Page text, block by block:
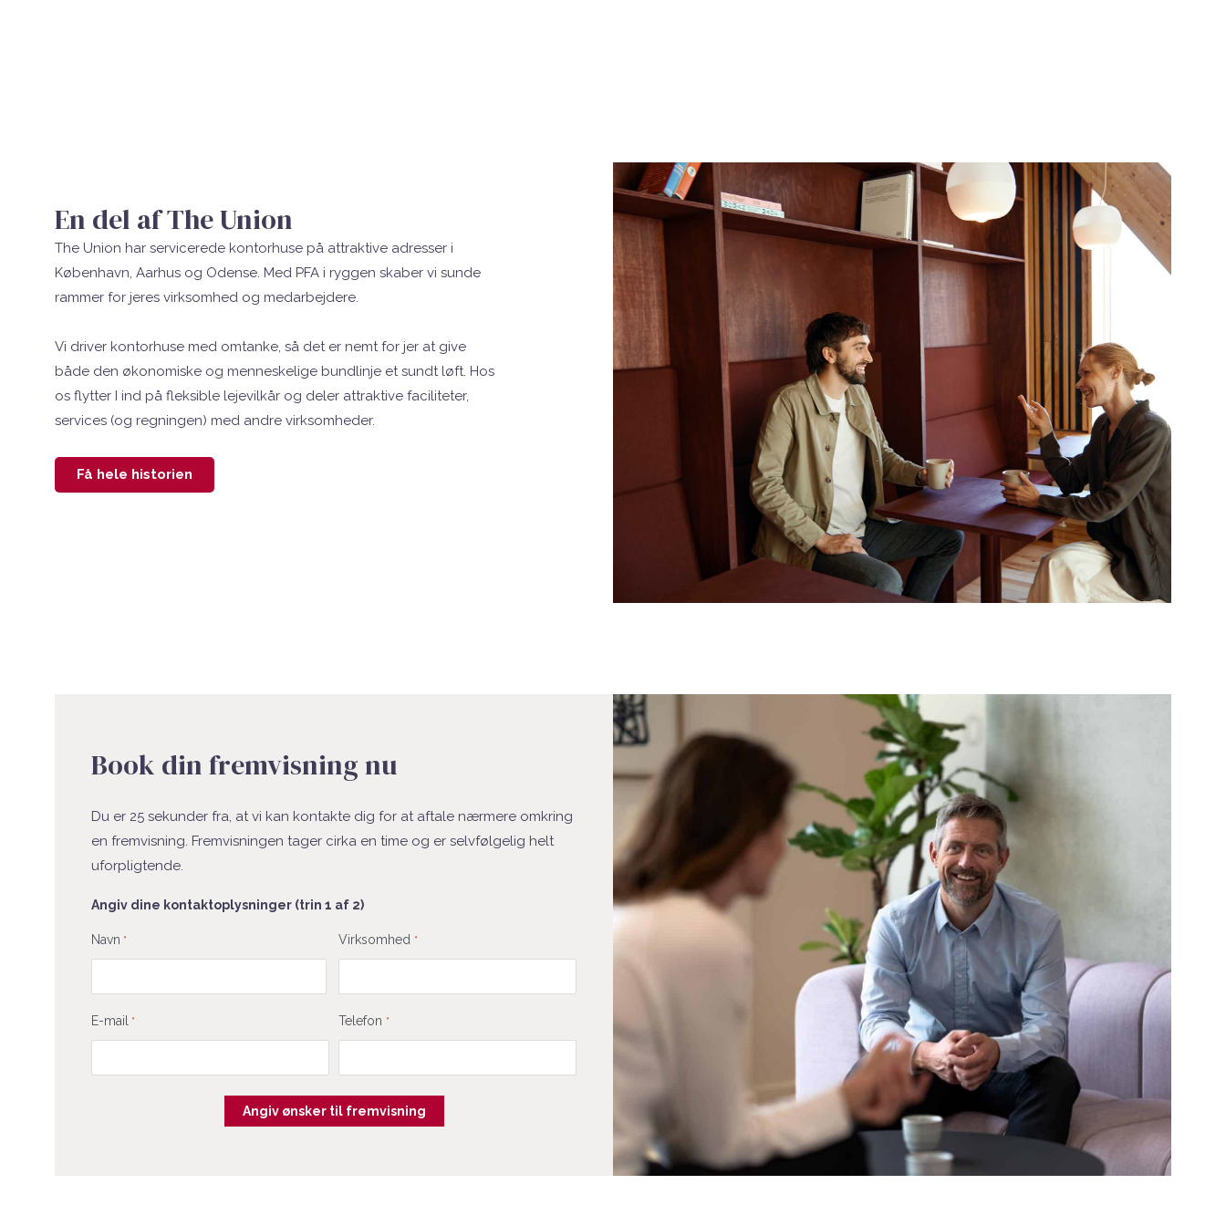
En del af The Union
The Union har servicerede kontorhuse på attraktive adresser i
København, Aarhus og Odense. Med PFA i ryggen skaber vi sunde
rammer for jeres virksomhed og medarbejdere.
Vi driver kontorhuse med omtanke, så det er nemt for jer at give
både den økonomiske og menneskelige bundlinje et sundt løft. Hos
os flytter I ind på fleksible lejevilkår og deler attraktive faciliteter,
services (og regningen) med andre virksomheder.
Få hele historien
Book din fremvisning nu
Du er 25 sekunder fra, at vi kan kontakte dig for at aftale nærmere omkring
en fremvisning. Fremvisningen tager cirka en time og er selvfølgelig helt
uforpligtende.
Angiv dine kontaktoplysninger (trin 1 af 2)
Navn *
Fornavn
Virksomhed *
E-mail * Telefon *